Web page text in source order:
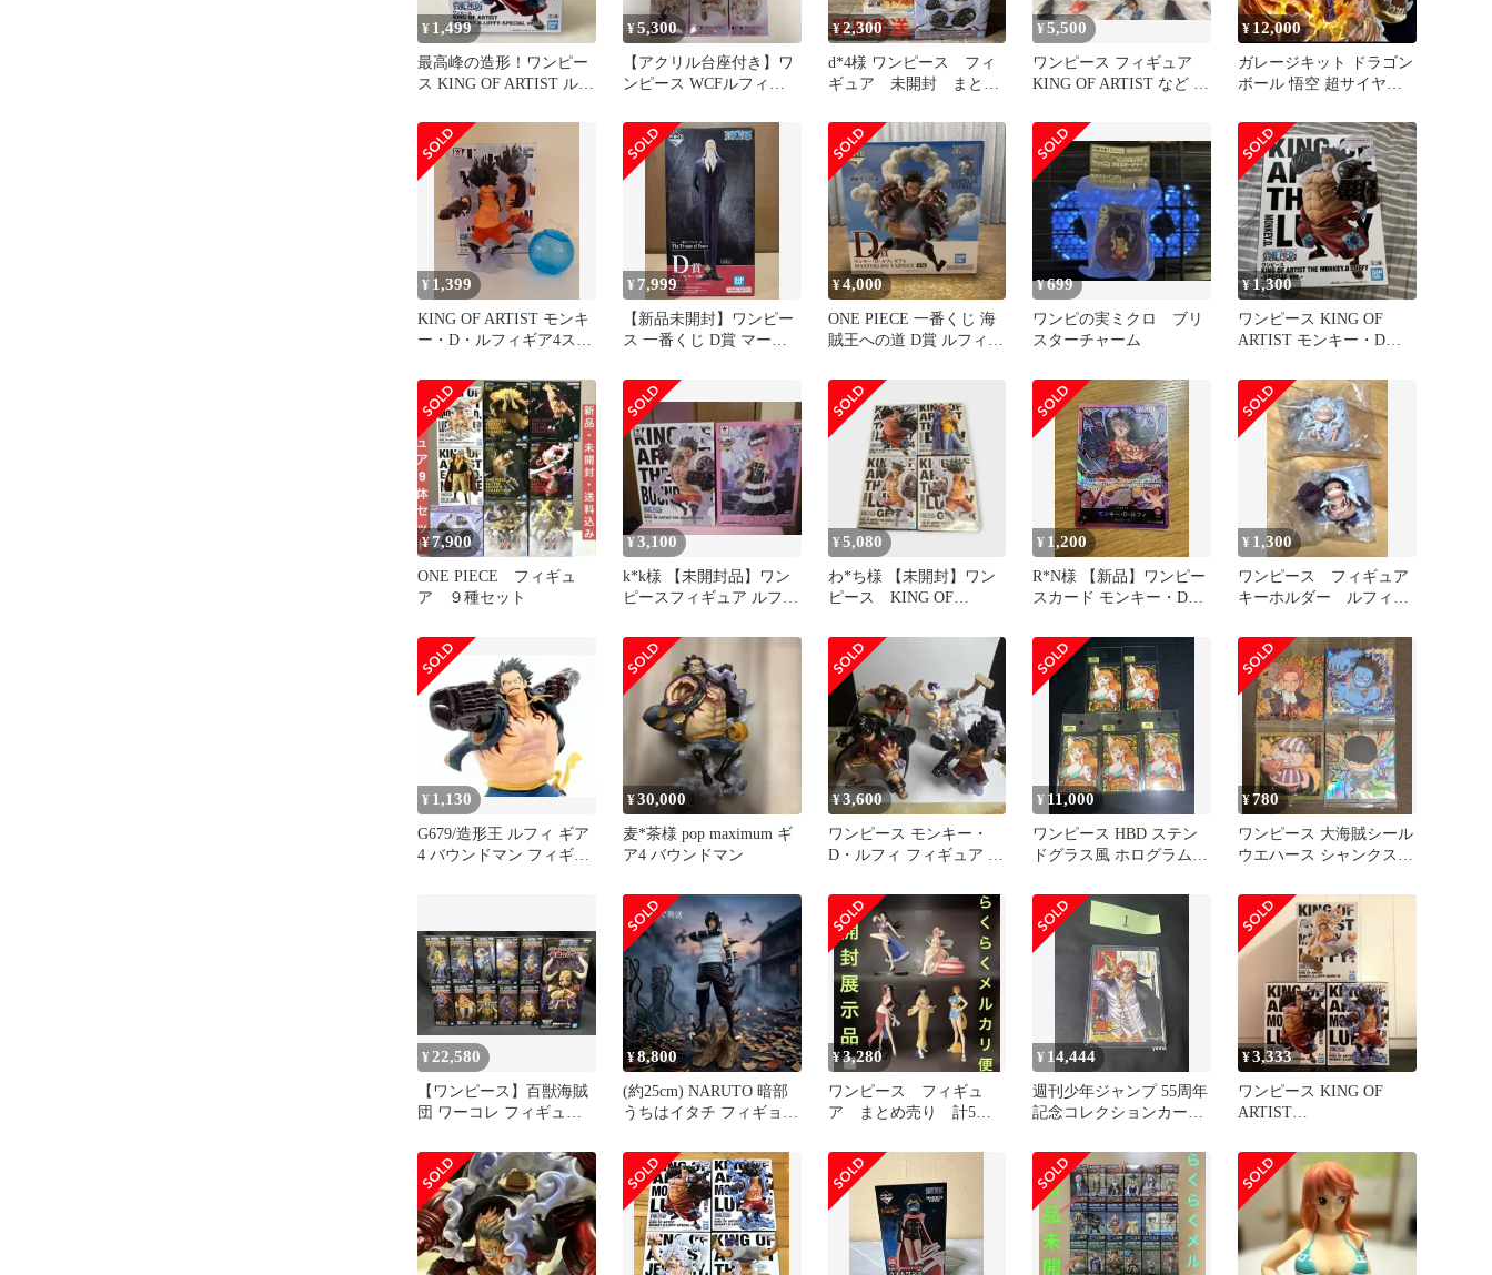
¥ 1,499
最高峰の造形！ワンピー
ス KING OF ARTIST ルフ
¥5,300
【アクリル台座付き】ワ
ンピース WCFルフィ
ー
¥2,300
d*4様 ワンピース フィ
ギュア 未開封 まとめ
ブロギー
¥5,500
ワンピース フィギュア
KING OF ARTIST など １
¥ 12,000
ガレージキット ドラゴン
ボール 悟空 超サイヤ人3
¥ 1,399
KING OF ARTIST モンキ
ー・D・ルフィギア4スネ
¥ 7,999
【新品未開封】ワンピー
ス 一番くじ D賞 マーカ
¥4,000
ONE PIECE 一番くじ 海
賊王への道 D賞 ルフィ
¥699
ワンピの実ミクロ ブリ
スターチャーム
¥1,300
ワンピース KING OF
ARTIST モンキー・D・
¥7,900
ONE PIECE フィギュ
ア ９種セット
¥3,100
k*k様 【未開封品】ワン
ピースフィギュア ルフィ
2体セ
¥5,080
わ*ち様 【未開封】ワン
ピース KING OF
ー 4点
¥ 1,200
R*N様 【新品】ワンピー
スカード モンキー・D・
¥ 1,300
ワンピース フィギュア
キーホルダー ルフィ
¥ 1,130
G679/造形王 ルフィ ギア
4 バウンドマン フィギュ
¥30,000
麦*茶様 pop maximum ギ
ア4 バウンドマン
¥3,600
ワンピース モンキー・
D・ルフィ フィギュア 4
ちで！！
¥ 11,000
ワンピース HBD ステン
ドグラス風 ホログラムプ
¥780
ワンピース 大海賊シール
ウエハース シャンクス
【未開封
¥22,580
【ワンピース】百獣海賊
団 ワーコレ フィギュア
¥8,800
(約25cm) NARUTO 暗部
うちはイタチ フィギョア
¥3,280
ワンピース フィギュ
ア まとめ売り 計5点
らほし姫、ナミ他
¥ 14,444
週刊少年ジャンプ 55周年
記念コレクションカード
¥3,333
ワンピース KING OF
ARTIST
ィ